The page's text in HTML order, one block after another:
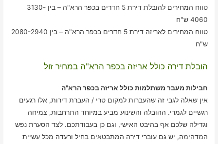
טווח המחירים להובלת דירת 5 חדרים בכפר הרא"ה – בין 3130-
4060 ש"ח
טווח המחירים לאריזה דירת 5 חדרים בכפר הרא"ה – בין 2080-2940
ש"ח
הובלת דירה כולל אריזה בכפר הרא"ה במחיר זול
חבילות מעבר משתלמות כולל אריזה בכפר הרא"ה
אין שאלה לגבי זה שהעברות למקום טרי / העברת דירות, אלו רגעים
רגשיים לגמרי. ההובלה והשינוע מביע במיוחד התרחבות, צמיחה
וגדילה שלכם אף בהיבט האישי, וגם כן בעבודתכם. לצד הסערת נפש
המדהימה, יש גם עוברי דירה המתבטאים בחיל ורעדה מכל עשיית